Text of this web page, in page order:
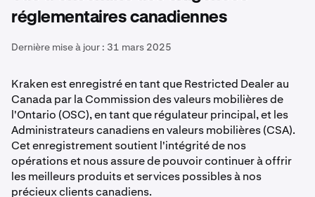
réglementaires canadiennes
Dernière mise à jour : 31 mars 2025
Kraken est enregistré en tant que Restricted Dealer au
Canada par la Commission des valeurs mobilières de
l'Ontario (OSC), en tant que régulateur principal, et les
Administrateurs canadiens en valeurs mobilières (CSA).
Cet enregistrement soutient l'intégrité de nos
opérations et nous assure de pouvoir continuer à offrir
les meilleurs produits et services possibles à nos
précieux clients canadiens.